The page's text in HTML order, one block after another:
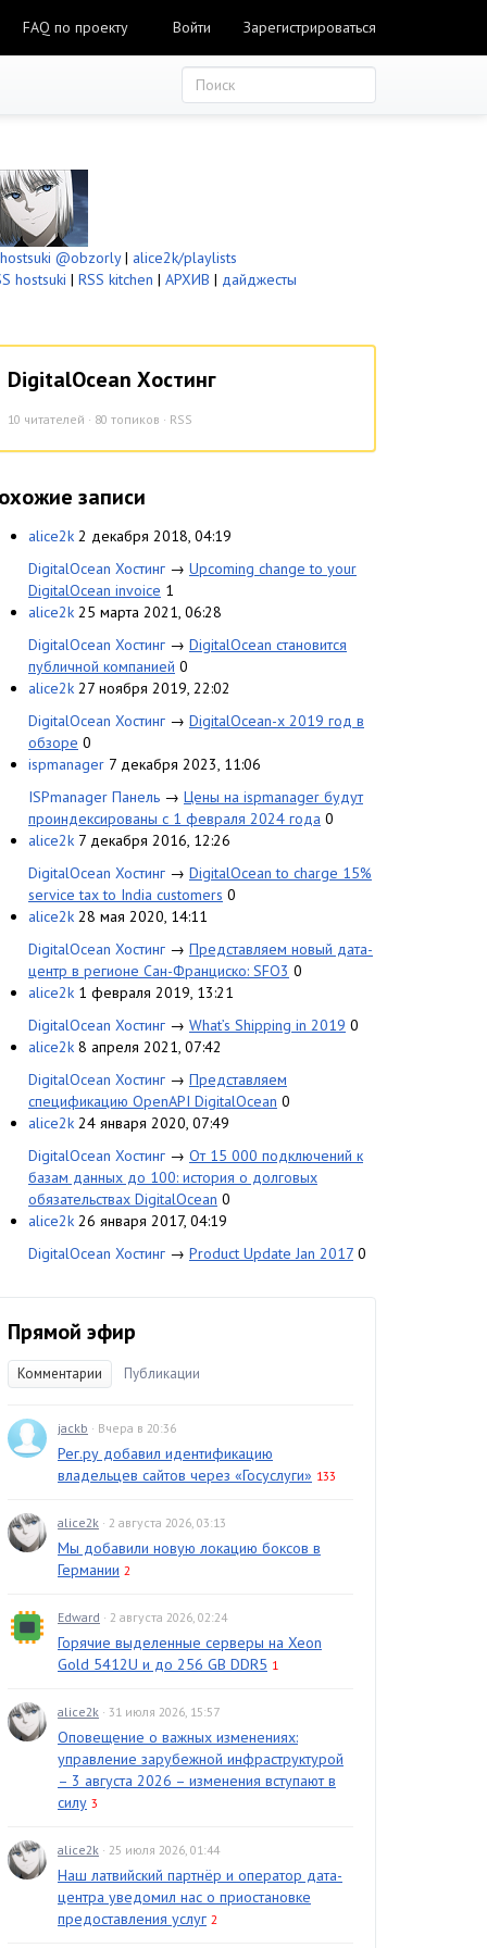
FAQ по проекту Войти Зарегистрироваться
@obzorly| alice2k/playlists
hostsuki | RSS kitchen | АРХИВ | дайджесты
DigitalOcean Хостинг
10 читателей · 80 топиков · RSS
записи
alice2k 2 декабря 2018, 04:19
DigitalOcean Хостинг → Upcoming change to your
DigitalOcean invoice 1
alice2k 25 марта 2021, 06:28
DigitalOcean Хостинг → DigitalOcean становится
публичной компанией 0
alice2k 27 ноября 2019, 22:02
DigitalOcean Хостинг → DigitalOcean-х 2019 год в
обзоре 0
ispmanager 7 декабря 2023, 11:06
ISPmanager Панель → Цены на ispmanager будут
проиндексированы с 1 февраля 2024 года 0
alice2k 7 декабря 2016, 12:26
DigitalOcean Хостинг → DigitalOcean to charge 15%
service tax to India customers 0
alice2k 28 мая 2020, 14:11
DigitalOcean Хостинг → Представляем новый дата-
центр в регионе Сан-Франциско: SFO3 0
alice2k 1 февраля 2019, 13:21
DigitalOcean Хостинг → What’s Shipping in 2019 0
alice2k 8 апреля 2021, 07:42
DigitalOcean Хостинг → Представляем
спецификацию OpenAPI DigitalOcean 0
alice2k 24 января 2020, 07:49
DigitalOcean Хостинг → От 15 000 подключений к
базам данных до 100: история о долговых
обязательствах DigitalOcean 0
alice2k 26 января 2017, 04:19
DigitalOcean Хостинг → Product Update Jan 2017 0
Прямой эфир
Комментарии Публикации
jackb · Вчера в 20:36
Рег.ру добавил идентификацию
владельцев сайтов через «Госуслуги» 133
alice2k · 2 августа 2026, 03:13
Мы добавили новую локацию боксов в
Германии 2
Edward · 2 августа 2026, 02:24
Горячие выделенные серверы на Xeon
Gold 5412U и до 256 GB DDR5 1
alice2k · 31 июля 2026, 15:57
Оповещение о важных изменениях:
управление зарубежной инфраструктурой
– 3 августа 2026 – изменения вступают в
силу 3
alice2k · 25 июля 2026, 01:44
Наш латвийский партнёр и оператор дата-
центра уведомил нас о приостановке
предоставления услуг 2